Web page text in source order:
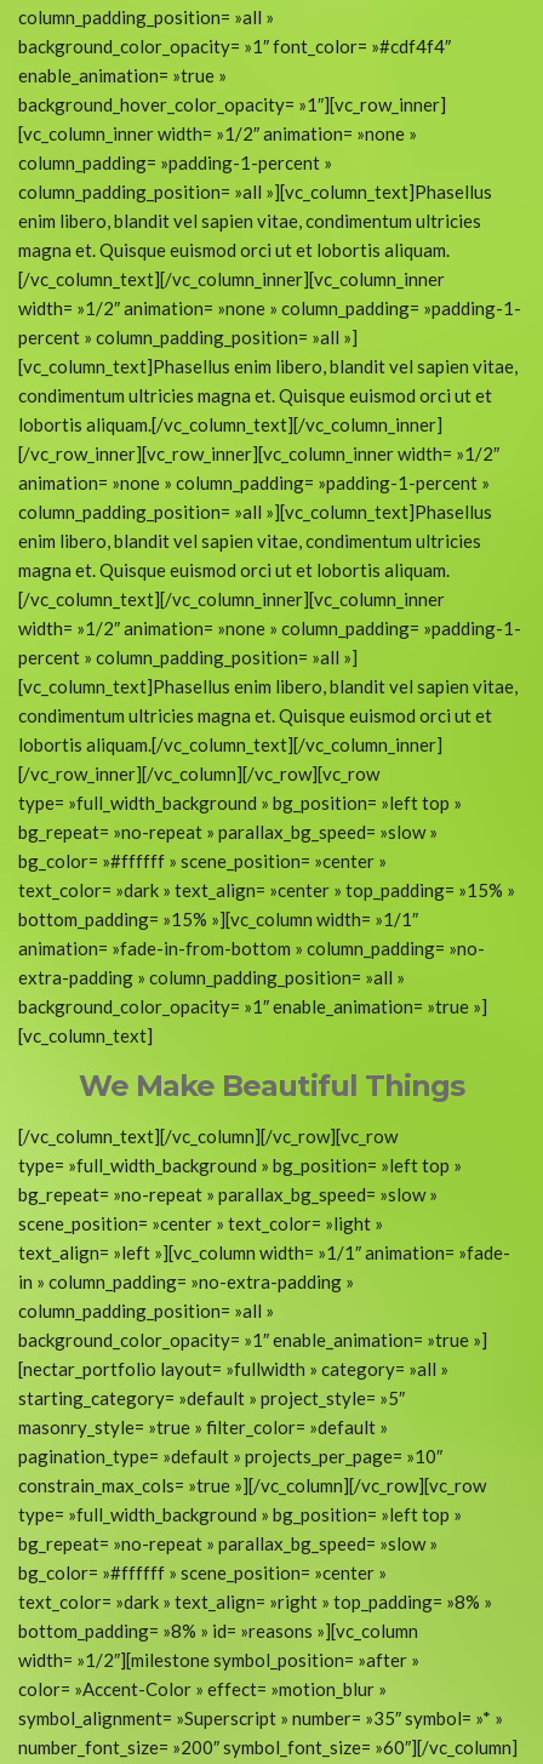
column_padding_position= »all »
background_color_opacity= »1″ font_color= »#cdf4f4″
enable_animation= »true »
background_hover_color_opacity= »1″][vc_row_inner]
[vc_column_inner width= »1/2″ animation= »none »
column_padding= »padding-1-percent »
column_padding_position= »all »][vc_column_text]Phasellus
enim libero, blandit vel sapien vitae, condimentum ultricies
magna et. Quisque euismod orci ut et lobortis aliquam.
[/vc_column_text][/vc_column_inner][vc_column_inner
width= »1/2″ animation= »none » column_padding= »padding-1-
percent » column_padding_position= »all »]
[vc_column_text]Phasellus enim libero, blandit vel sapien vitae,
condimentum ultricies magna et. Quisque euismod orci ut et
lobortis aliquam.[/vc_column_text][/vc_column_inner]
[/vc_row_inner][vc_row_inner][vc_column_inner width= »1/2″
animation= »none » column_padding= »padding-1-percent »
column_padding_position= »all »][vc_column_text]Phasellus
enim libero, blandit vel sapien vitae, condimentum ultricies
magna et. Quisque euismod orci ut et lobortis aliquam.
[/vc_column_text][/vc_column_inner][vc_column_inner
width= »1/2″ animation= »none » column_padding= »padding-1-
percent » column_padding_position= »all »]
[vc_column_text]Phasellus enim libero, blandit vel sapien vitae,
condimentum ultricies magna et. Quisque euismod orci ut et
lobortis aliquam.[/vc_column_text][/vc_column_inner]
[/vc_row_inner][/vc_column][/vc_row][vc_row
type= »full_width_background » bg_position= »left top »
bg_repeat= »no-repeat » parallax_bg_speed= »slow »
bg_color= »#ffffff » scene_position= »center »
text_color= »dark » text_align= »center » top_padding= »15% »
bottom_padding= »15% »][vc_column width= »1/1″
animation= »fade-in-from-bottom » column_padding= »no-
extra-padding » column_padding_position= »all »
background_color_opacity= »1″ enable_animation= »true »]
[vc_column_text]
We Make Beautiful Things
[/vc_column_text][/vc_column][/vc_row][vc_row
type= »full_width_background » bg_position= »left top »
bg_repeat= »no-repeat » parallax_bg_speed= »slow »
scene_position= »center » text_color= »light »
text_align= »left »][vc_column width= »1/1″ animation= »fade-
in » column_padding= »no-extra-padding »
column_padding_position= »all »
background_color_opacity= »1″ enable_animation= »true »]
[nectar_portfolio layout= »fullwidth » category= »all »
starting_category= »default » project_style= »5″
masonry_style= »true » filter_color= »default »
pagination_type= »default » projects_per_page= »10″
constrain_max_cols= »true »][/vc_column][/vc_row][vc_row
type= »full_width_background » bg_position= »left top »
bg_repeat= »no-repeat » parallax_bg_speed= »slow »
bg_color= »#ffffff » scene_position= »center »
text_color= »dark » text_align= »right » top_padding= »8% »
bottom_padding= »8% » id= »reasons »][vc_column
width= »1/2″][milestone symbol_position= »after »
color= »Accent-Color » effect= »motion_blur »
symbol_alignment= »Superscript » number= »35″ symbol= »* »
number_font_size= »200″ symbol_font_size= »60″][/vc_column]